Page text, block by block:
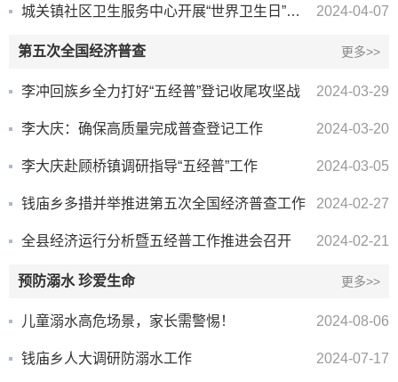
2024-04-07
城关镇社区卫生服务中心开展“世界卫生日”宣传活动
更多>>
第五次全国经济普查
2024-03-29
李冲回族乡全力打好“五经普”登记收尾攻坚战
2024-03-20
李大庆：确保高质量完成普查登记工作
2024-03-05
李大庆赴顾桥镇调研指导“五经普”工作
2024-02-27
钱庙乡多措并举推进第五次全国经济普查工作
2024-02-21
全县经济运行分析暨五经普工作推进会召开
更多>>
预防溺水 珍爱生命
2024-08-06
儿童溺水高危场景，家长需警惕！
2024-07-17
钱庙乡人大调研防溺水工作